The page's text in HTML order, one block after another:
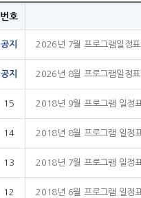
번호
공지 2026년 7월 프로그램일정
공지 2026년 8월 프로그램일정
15 2018년 9월 프로그램 일정
14 2018년 8월 프로그램 일정
13 2018년 7월 프로그램 일정
12 2018년 6월 프로그램 일정